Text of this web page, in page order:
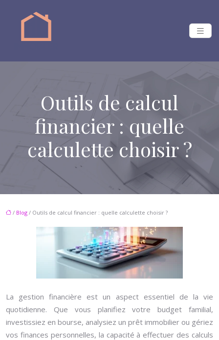
Outils de calcul
financier : quelle
calculette choisir ?
/ Blog / Outils de calcul financier : quelle calculette choisir ?
La gestion financière est un aspect essentiel de la vie
quotidienne. Que vous planifiez votre budget familial,
investissiez en bourse, analysiez un prêt immobilier ou gériez
vos finances personnelles, la capacité à effectuer des calculs